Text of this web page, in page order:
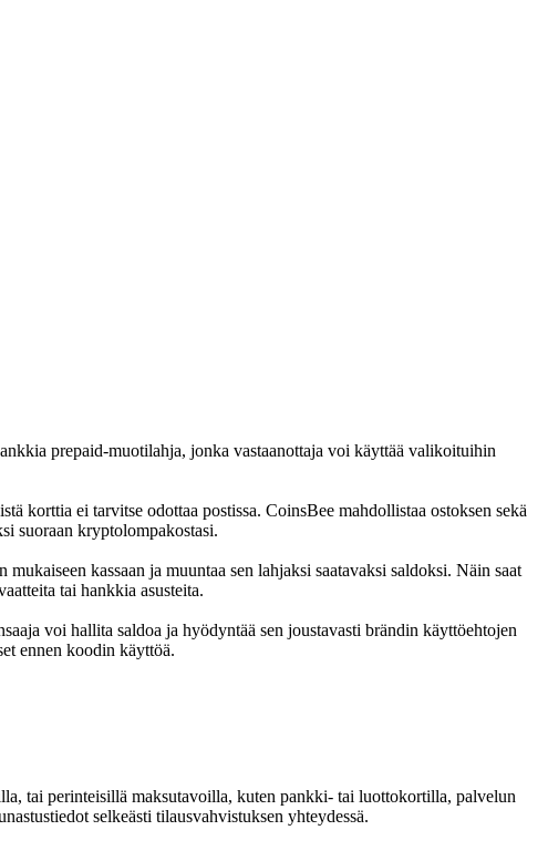
prepaid-muotilahja, jonka vastaanottaja voi käyttää valikoituihin
korttia ei tarvitse odottaa postissa. CoinsBee mahdollistaa ostoksen sekä
suoraan kryptolompakostasi.
kassaan ja muuntaa sen lahjaksi saatavaksi saldoksi. Näin saat
tai hankkia asusteita.
voi hallita saldoa ja hyödyntää sen joustavasti brändin käyttöehtojen
ennen koodin käyttöä.
tai perinteisillä maksutavoilla, kuten pankki- tai luottokortilla, palvelun
selkeästi tilausvahvistuksen yhteydessä.